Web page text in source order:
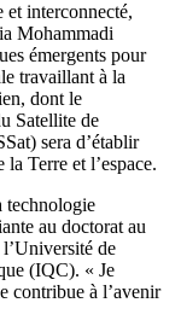
et interconnecté,
Mohammadi
émergents pour
travaillantà la
dont le
Satellite de
sera d’établir
Terre et l’espace.
technologie
au doctorat au
de
(IQC). « Je
contribue à l’avenir